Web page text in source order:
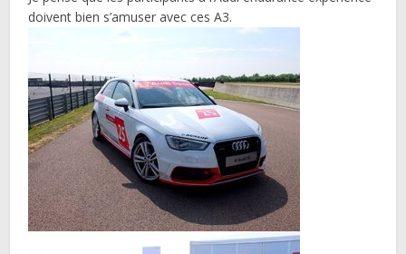
doivent bien s’amuser avec ces A3.